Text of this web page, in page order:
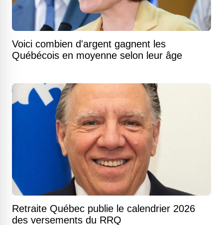
Voici combien d'argent gagnent les
Québécois en moyenne selon leur âge
Retraite Québec publie le calendrier 2026
des versements du RRQ